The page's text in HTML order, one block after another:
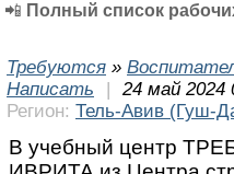
📲 Полный список
Требуются »
Написать
|
24 май 2024
Регион: Тель-Авив (Гуш-
В учебный центр